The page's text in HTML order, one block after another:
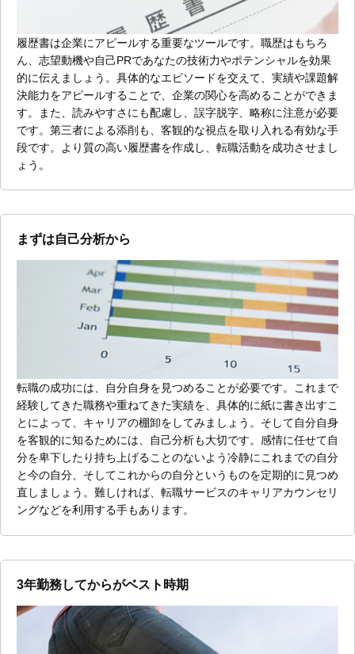
履歴書は企業にアピールする重要なツールです。職歴はもちろ
ん、志望動機や自己PRであなたの技術力やポテンシャルを効果
的に伝えましょう。具体的なエピソードを交えて、実績や課題解
決能力をアピールすることで、企業の関心を高めることができま
す。また、読みやすさにも配慮し、誤字脱字、略称に注意が必要
です。第三者による添削も、客観的な視点を取り入れる有効な手
段です。より質の高い履歴書を作成し、転職活動を成功させまし
ょう。
まずは自己分析から
転職の成功には、自分自身を見つめることが必要です。これまで
経験してきた職務や重ねてきた実績を、具体的に紙に書き出すこ
とによって、キャリアの棚卸をしてみましょう。そして自分自身
を客観的に知るためには、自己分析も大切です。感情に任せて自
分を卑下したり持ち上げることのないよう冷静にこれまでの自分
と今の自分、そしてこれからの自分というものを定期的に見つめ
直しましょう。難しければ、転職サービスのキャリアカウンセリ
ングなどを利用する手もあります。
3年勤務してからがベスト時期